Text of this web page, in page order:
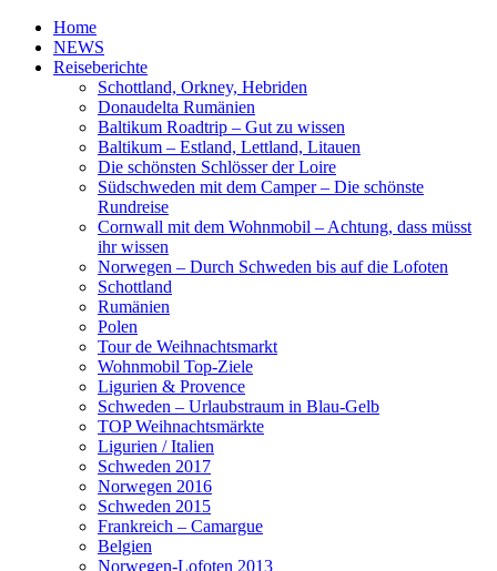
Home
NEWS
Reiseberichte
Schottland, Orkney, Hebriden
Donaudelta Rumänien
Baltikum Roadtrip – Gut zu wissen
Baltikum – Estland, Lettland, Litauen
Die schönsten Schlösser der Loire
Südschweden mit dem Camper – Die schönste
Rundreise
Cornwall mit dem Wohnmobil – Achtung, dass müsst
ihr wissen
Norwegen – Durch Schweden bis auf die Lofoten
Schottland
Rumänien
Polen
Tour de Weihnachtsmarkt
Wohnmobil Top-Ziele
Ligurien & Provence
Schweden – Urlaubstraum in Blau-Gelb
TOP Weihnachtsmärkte
Ligurien / Italien
Schweden 2017
Norwegen 2016
Schweden 2015
Frankreich – Camargue
Belgien
Norwegen-Lofoten 2013